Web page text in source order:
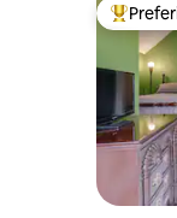
Entre